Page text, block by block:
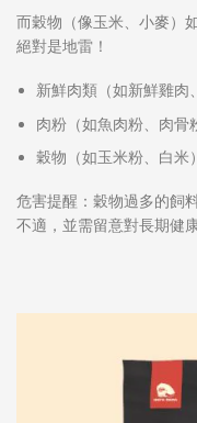
而穀物（像玉米、小麥）
絕對是地雷！
新鮮肉類 （如新鮮雞
肉粉 （如魚肉粉、肉
穀物 （如玉米粉、白
危害提醒：穀物過多的飼
不適 ，並需留意對長期健